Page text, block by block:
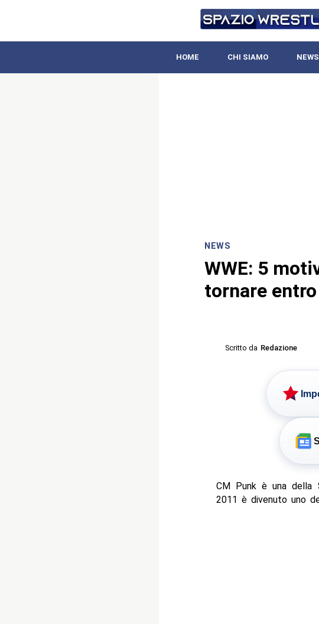
HOME CHI SIAMO NEWS
NEWS
WWE: 5
tornare entro
Scritto da Redazione
CM Punk è una della
2011 è divenuto uno